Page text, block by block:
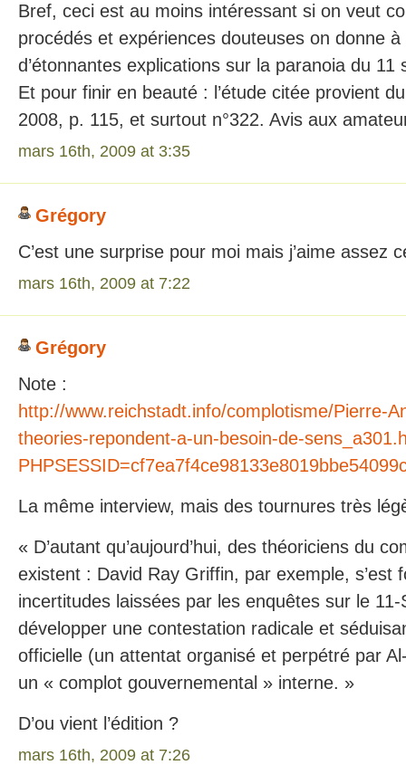
Bref, ceci est au moins intéressant si on veut
procédés et expériences douteuses on donne
d’étonnantes explications sur la paranoia du
Et pour finir en beauté : l’étude citée provient
2008, p. 115, et surtout n°322. Avis aux
mars 16th, 2009 at 3:35
Grégory
C’est une surprise pour moi mais j’aime assez
mars 16th, 2009 at 7:22
Grégory
Note :
http://www.reichstadt.info/complotisme/Pierre-
theories-repondent-a-un-besoin-de-
La même interview, mais des tournures très
« D’autant qu’aujourd’hui, des théoriciens du
existent : David Ray Griffin, par exemple, s’est
incertitudes laissées par les enquêtes sur le
développer une contestation radicale et
officielle (un attentat organisé et perpétré par
un « complot gouvernemental » interne. »
D’ou vient l’édition ?
mars 16th, 2009 at 7:26